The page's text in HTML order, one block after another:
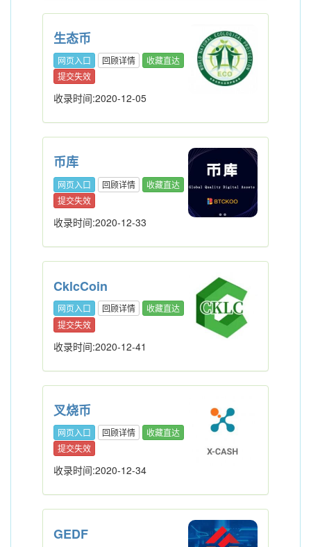
生态币
网页入口 回顾详情
收藏直达
提交失效
收录时间:2020-12-05
币库
网页入口 回顾详情
收藏直达
提交失效
收录时间:2020-12-33
CklcCoin
网页入口 回顾详情
收藏直达
提交失效
收录时间:2020-12-41
叉烧币
网页入口 回顾详情
收藏直达
提交失效
收录时间:2020-12-34
GEDF